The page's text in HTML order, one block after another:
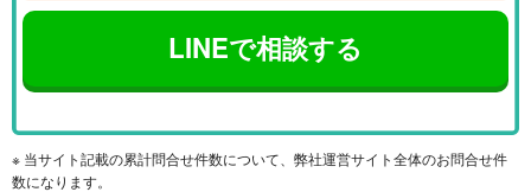
LINEで相談する
※ 当サイト記載の累計問合せ件数について、弊社運営サイト全体のお問合せ件
数になります。